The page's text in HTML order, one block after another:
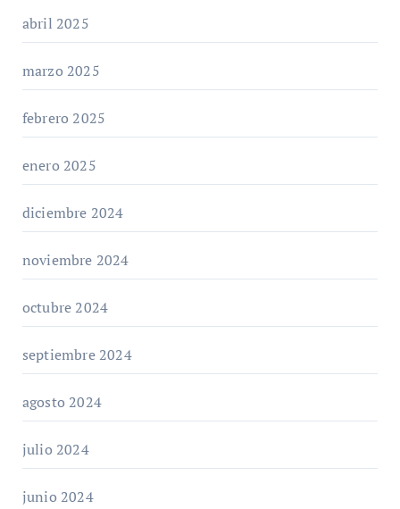
abril 2025
marzo 2025
febrero 2025
enero 2025
diciembre 2024
noviembre 2024
octubre 2024
septiembre 2024
agosto 2024
julio 2024
junio 2024